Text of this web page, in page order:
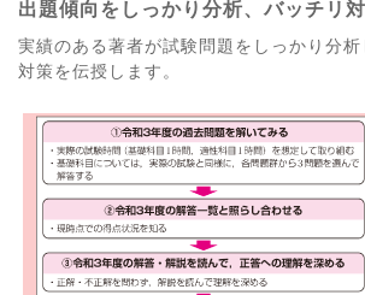
出題傾向をしっかり分析、バッチリ
実績のある著者が試験問題をしっかり分
対策を伝授します。